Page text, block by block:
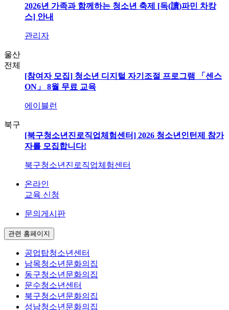
2026년 가족과 함께하는 청소년 축제 [독(讀)파민 차캉
스] 안내
관리자
울산
전체
[참여자 모집] 청소년 디지털 자기조절 프로그램 「센스
ON」 8월 무료 교육
에이블런
북구
[북구청소년진로직업체험센터] 2026 청소년인턴제 참가
자를 모집합니다!
북구청소년진로직업체험센터
온라인
교육 신청
문의게시판
관련 홈페이지
공업탑청소년센터
남목청소년문화의집
동구청소년문화의집
문수청소년센터
북구청소년문화의집
성남청소년문화의집